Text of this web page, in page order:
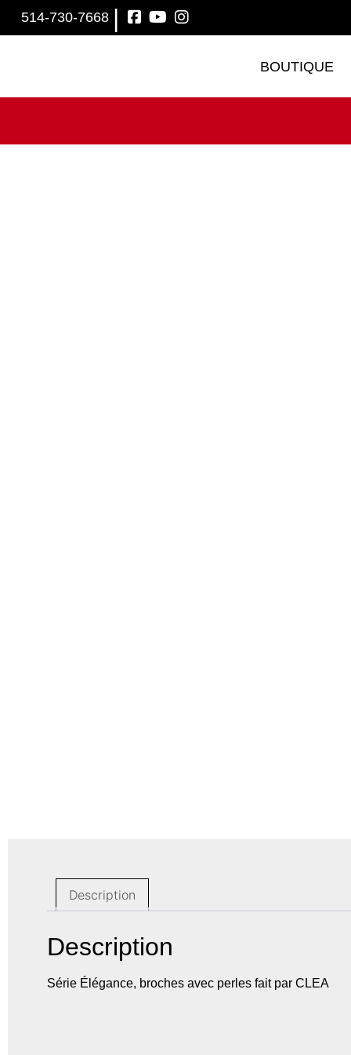
514-730-7668 |
BOUTIQUE
Description
Description
Série Élégance, broches avec perles fait par CLEA